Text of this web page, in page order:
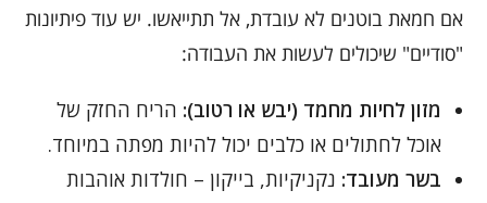
אם חמאת בוטנים לא עובדת, אל תתייאשו. יש עוד פיתיונות
"סודיים" שיכולים לעשות את העבודה:
מזון לחיות מחמד (יבש או רטוב): הריח החזק של
אוכל לחתולים או כלבים יכול להיות מפתה במיוחד.
בשר מעובד: נקניקיות, בייקון – חולדות אוהבות